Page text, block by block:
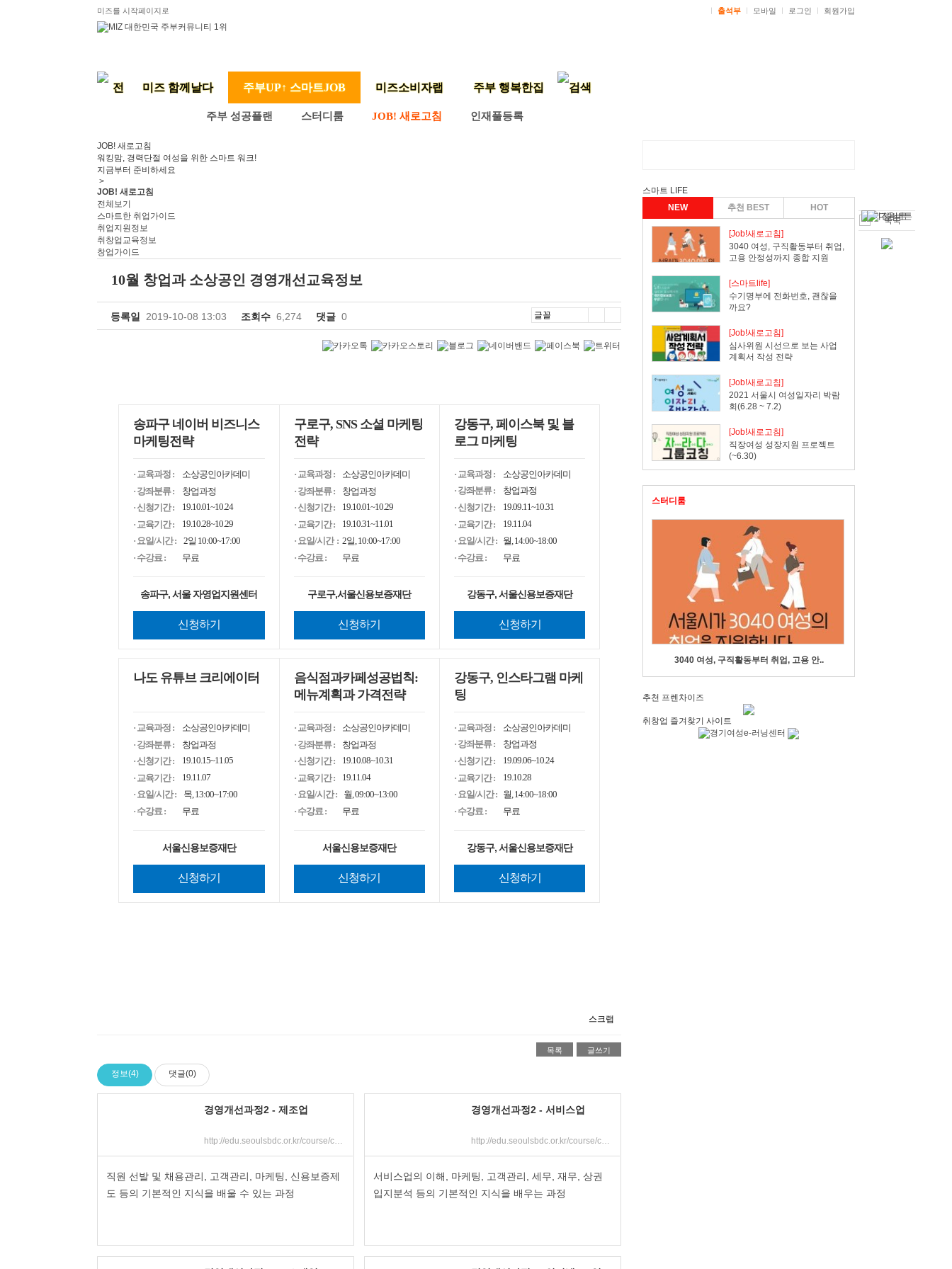
미즈를 시작페이지로 출석부 모바일 로그인 회원가입
미즈 함께날다 주부UP↑ 스마트JOB 미즈소비자랩 주부 행복한집
주부 성공플랜 스터디룸 JOB! 새로고침 인재풀등록
JOB! 새로고침
워킹맘, 경력단절 여성을 위한 스마트 워크!
지금부터 준비하세요
>
JOB! 새로고침
전체보기
스마트한 취업가이드
취업지원정보
취창업교육정보
창업가이드
10월 창업과 소상공인 경영개선교육정보
등록일 2019-10-08 13:03 조회수 6,274 댓글 0
송파구 네이버 비즈니스
마케팅전략
· 교육과정 :
소상공인아카데미
· 강좌분류 :
창업과정
· 신청기간 :
19.10.01~10.24
· 교육기간 :
19.10.28~10.29
· 요일/시간 :
2일 10:00~17:00
· 수강료 :
무료
송파구, 서울 자영업지원센터
신청하기
구로구, SNS 소셜 마케팅
전략
· 교육과정 :
소상공인아카데미
· 강좌분류 :
창업과정
· 신청기간 :
19.10.01~10.29
· 교육기간 :
19.10.31~11.01
· 요일/시간 : 2일, 10:00~17:00
· 수강료 :
무료
구로구,서울신용보증재단
신청하기
강동구, 페이스북 및 블
로그 마케팅
· 교육과정 :
소상공인아카데미
· 강좌분류 :
창업과정
· 신청기간 :
19.09.11~10.31
· 교육기간 :
19.11.04
· 요일/시간 : 월, 14:00~18:00
· 수강료 :
무료
강동구, 서울신용보증재단
신청하기
나도 유튜브 크리에이터
· 교육과정 :
소상공인아카데미
· 강좌분류 :
창업과정
· 신청기간 :
19.10.15~11.05
· 교육기간 :
19.11.07
· 요일/시간 :
목, 13:00~17:00
· 수강료 :
무료
서울신용보증재단
신청하기
음식점과카페성공법칙:
메뉴계획과 가격전략
· 교육과정 :
소상공인아카데미
· 강좌분류 :
창업과정
· 신청기간 :
19.10.08~10.31
· 교육기간 :
19.11.04
· 요일/시간 :
월, 09:00~13:00
· 수강료 :
무료
서울신용보증재단
신청하기
강동구, 인스타그램 마케
팅
· 교육과정 :
소상공인아카데미
· 강좌분류 :
창업과정
· 신청기간 :
19.09.06~10.24
· 교육기간 :
19.10.28
· 요일/시간 : 월, 14:00~18:00
· 수강료 :
무료
강동구, 서울신용보증재단
신청하기
스크랩
목록 글쓰기
정보(4) 댓글(0)
경영개선과정2 - 제조업
http://edu.seoulsbdc.or.kr/course/course_view.jsp?id=7630&cid=1703&ch=course
직원 선발 및 채용관리, 고객관리, 마케팅, 신용보증제
도 등의 기본적인 지식을 배울 수 있는 과정
경영개선과정2 - 서비스업
http://edu.seoulsbdc.or.kr/course/course_view.jsp?id=7628&cid=1703&ch=course
서비스업의 이해, 마케팅, 고객관리, 세무, 재무, 상권
입지분석 등의 기본적인 지식을 배우는 과정
스마트 LIFE
NEW
추천 BEST HOT
[Job!새로고침]
3040 여성, 구직활동부터 취업,
고용 안정성까지 종합 지원
[스마트life]
수기명부에 전화번호, 괜찮을
까요?
[Job!새로고침]
심사위원 시선으로 보는 사업
계획서 작성 전략
[Job!새로고침]
2021 서울시 여성일자리 박람
회(6.28 ~ 7.2)
[Job!새로고침]
직장여성 성장지원 프로젝트
(~6.30)
스터디룸
3040 여성, 구직활동부터 취업, 고용 안..
추천 프렌차이즈
취창업 즐겨찾기 사이트